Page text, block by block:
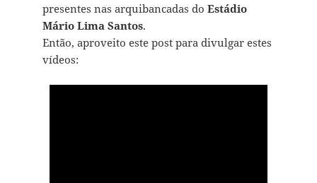
presentes nas arquibancadas do Estádio
Mário Lima Santos.
Então, aproveito este post para divulgar estes
vídeos: